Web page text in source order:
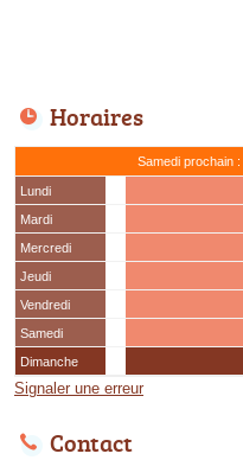
Horaires
Samedi prochain :
Lundi
Mardi
Mercredi
Jeudi
Vendredi
Samedi
Dimanche
Signaler une erreur
Contact